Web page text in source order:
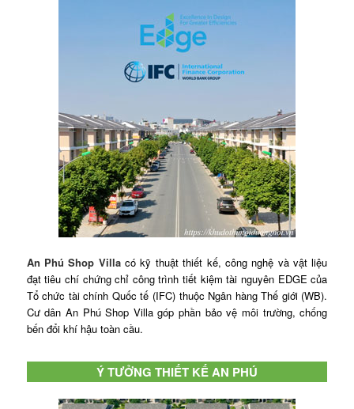
An Phú Shop Villa có kỹ thuật thiết kế, công nghệ và vật liệu
đạt tiêu chí chứng chỉ công trình tiết kiệm tài nguyên EDGE của
Tổ chức tài chính Quốc tế (IFC) thuộc Ngân hàng Thế giới (WB).
Cư dân An Phú Shop Villa góp phần bảo vệ môi trường, chống
bến đổi khí hậu toàn cầu.
Ý TƯỞNG THIẾT KẾ AN PHÚ